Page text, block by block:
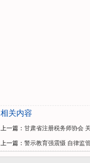
相关内容
上一篇： 甘肃省注册税务师协会
上一篇： 警示教育强震慑 自律监